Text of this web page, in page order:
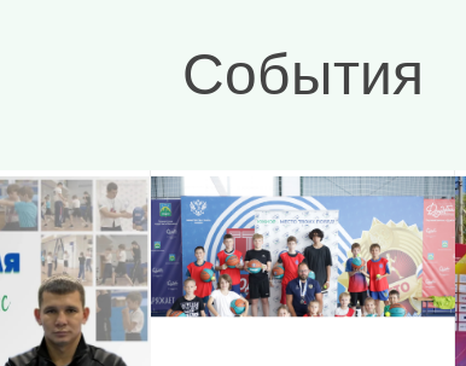
События